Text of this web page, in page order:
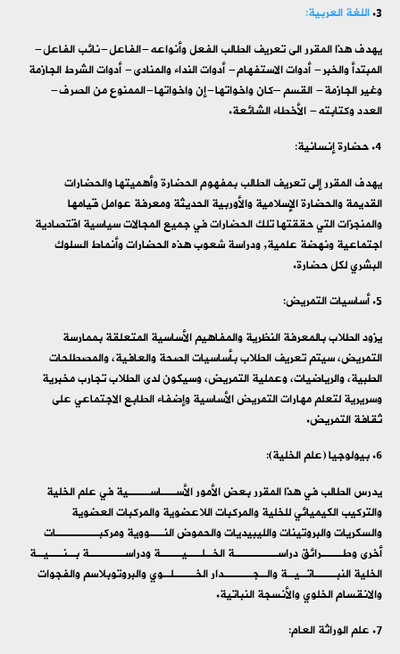
اللغة العربية:
يهدف هذا المقرر الى تعريف الطالب الفعل وأنواعه-الفاعل-نائب الفاعل-
المبتدأ والخبر- أدوات الاستفهام- أدوات النداء والمنادى- أدوات الشرط الجازمة
وغير الجازمة- القسم –كان واخواتها-إن واخواتها-الممنوع من الصرف-
العدد وكتابته- الأخطاء الشائعة.
حضارة إنسانية:
يهدف المقرر إلى تعريف الطالب بمفهوم الحضارة وأهميتها والحضارات
القديمة والحضارة الإسلامية والأوربية الحديثة ومعرفة عوامل قيامها
والمنجزات التي حققتها تلك الحضارات في جميع المجالات سياسية اقتصادية
اجتماعية ونهضة علمية, ودراسة شعوب هذه الحضارات وأنماط السلوك
البشري لكل حضارة.
أساسيات التمريض:
يزود الطلاب بالمعرفة النظرية والمفاهيم الأساسية المتعلقة بممارسة
التمريض، سيتم تعريف الطلاب بأساسيات الصحة والعافية، والمصطلحات
الطبية، والرياضيات، وعملية التمريض، وسيكون لدى الطلاب تجارب مخبرية
وسريرية لتعلم مهارات التمريض الأساسية وإضفاء الطابع الاجتماعي على
ثقافة التمريض.
بيولوجيا (علم الخلية):
يدرس الطالب في هذا المقرر بعض الأمور الأســاســـية في علم الخلية
والتركيب الكيميائي للخلية والمركبات اللاعضوية والمركبات العضوية
والسكريات والبروتينات والليبيديات والحموض النــووية ومركبــــــات
أخرى وطـــرائق دراســــــة الخـلــيـــة ودراســـــة بـنــيـة
الخلية النبـــاتـيـة والـجــــدار الخـــلـوي والبروتوبلاسم والفجوات
والانقسام الخلوي والأنسجة النباتية.
علم الوراثة العام: